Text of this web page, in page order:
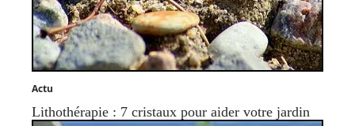
Actu
Lithothérapie : 7 cristaux pour aider votre jardin